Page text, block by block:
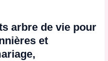
arbre de vie pour
et